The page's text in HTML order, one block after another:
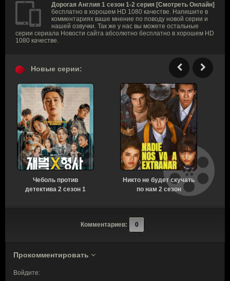
Дорогая Англия 1 сезон 1-2 серия [Смотреть Онлайн]
бесплатно в хорошем HD 1080 качестве. Напишите в
комментариях ваше мнение по поводу новой серии и
нашей озвучки. Так же у нас вы можете остальные
серии сериала Новости сайта абсолютно бесплатно в хорошем HD
1080 качестве.
Новые серии:
Чеболь против
детектива 2 сезон 1
Онлайн]
Никто не будет скучать
по нам 2 сезон
[Смотреть Онлайн]
Комментариев: 0
Прокомментировать
Войдите: